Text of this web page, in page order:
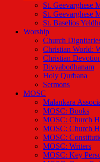
St. Geevarghese
St. Geevarghese
St. Baselios
Worship
Church
Christian World:
Christian
Divyabodhanam
Holy Qurbana
Sermons
MOSC
Malankara
MOSC: Books
MOSC: Church
MOSC: Church
MOSC:
MOSC: Writers
MOSC: Key